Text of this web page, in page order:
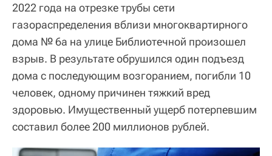
2022 года на отрезке трубы сети
газораспределения вблизи многоквартирного
дома № 6а на улице Библиотечной произошел
взрыв. В результате обрушился один подъезд
дома с последующим возгоранием, погибли 10
человек, одному причинен тяжкий вред
здоровью. Имущественный ущерб потерпевшим
составил более 200 миллионов рублей.